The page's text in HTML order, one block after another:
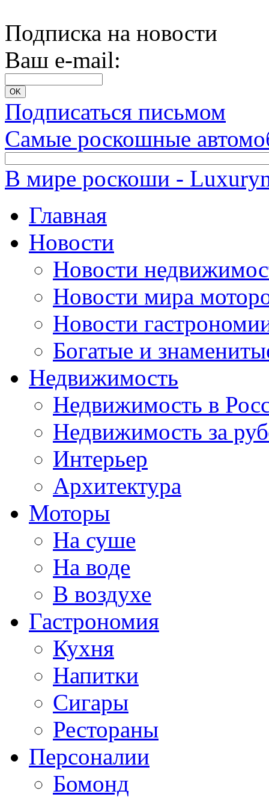
Подписка на новости
Ваш e-mail:
Подписаться письмом
Самые роскошные
В мире роскоши -
Главная
Новости
Новости
Новости мира
Новости
Богатые и
Недвижимость
Недвижимость в
Недвижимость за
Интерьер
Архитектура
Моторы
На суше
На воде
В воздухе
Гастрономия
Кухня
Напитки
Сигары
Рестораны
Персоналии
Бомонд